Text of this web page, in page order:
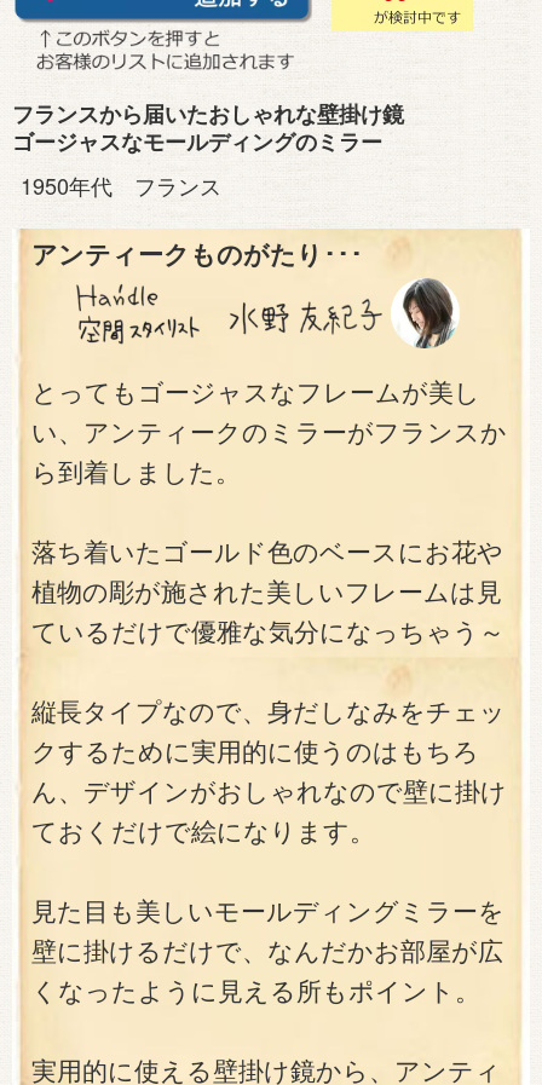
フランスから届いたおしゃれな壁掛け鏡
ゴージャスなモールディングのミラー
1950年代 フランス
アンティークものがたり･･･
とってもゴージャスなフレームが美し
い、アンティークのミラーがフランスか
ら到着しました。
落ち着いたゴールド色のベースにお花や
植物の彫が施された美しいフレームは見
ているだけで優雅な気分になっちゃう～
縦長タイプなので、身だしなみをチェッ
クするために実用的に使うのはもちろ
ん、デザインがおしゃれなので壁に掛け
ておくだけで絵になります。
見た目も美しいモールディングミラーを
壁に掛けるだけで、なんだかお部屋が広
くなったように見える所もポイント。
実用的に使える壁掛け鏡から、アンティ